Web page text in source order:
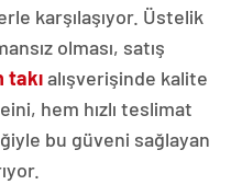
karşılaşıyor. Üstelik
olması, satış
takıalışverişinde kalite
hem hızlı teslimat
bu güveni sağlayan